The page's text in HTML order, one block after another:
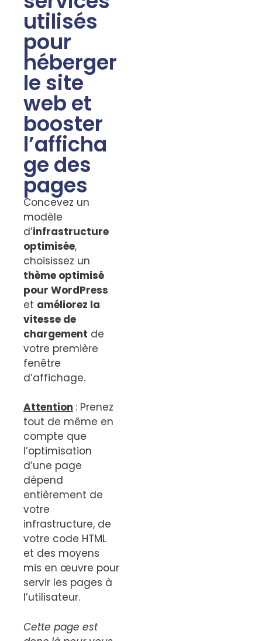
utilisés
pour
héberger
le site
web et
booster
l’afficha
ge des
pages
Concevez un
modèle
d’infrastructure
optimisée,
choisissez un
thème optimisé
pour WordPress
et améliorez la
vitesse de
chargement de
votre première
fenêtre
d’affichage.
Attention : Prenez
tout de même en
compte que
l’optimisation
d’une page
dépend
entièrement de
votre
infrastructure, de
votre code HTML
et des moyens
mis en œuvre pour
servir les pages à
l’utilisateur.
Cette page est